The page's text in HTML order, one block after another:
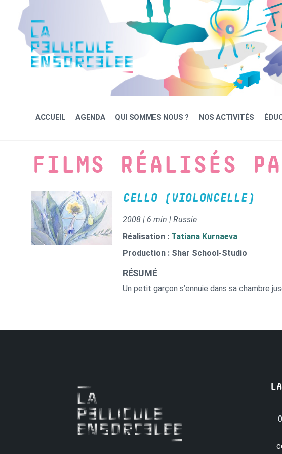
content
navigation
footer
ACCUEIL AGENDA QUI SOMMES NOUS ? NOS ACTIVITÉS
FILMS RÉALISÉS
CELLO (VIOLONCELLE)
2008 | 6 min | Russie
Réalisation : Tatiana Kurnaeva
Production : Shar School-Studio
RÉSUMÉ
Un petit garçon s’ennuie dans sa chambre